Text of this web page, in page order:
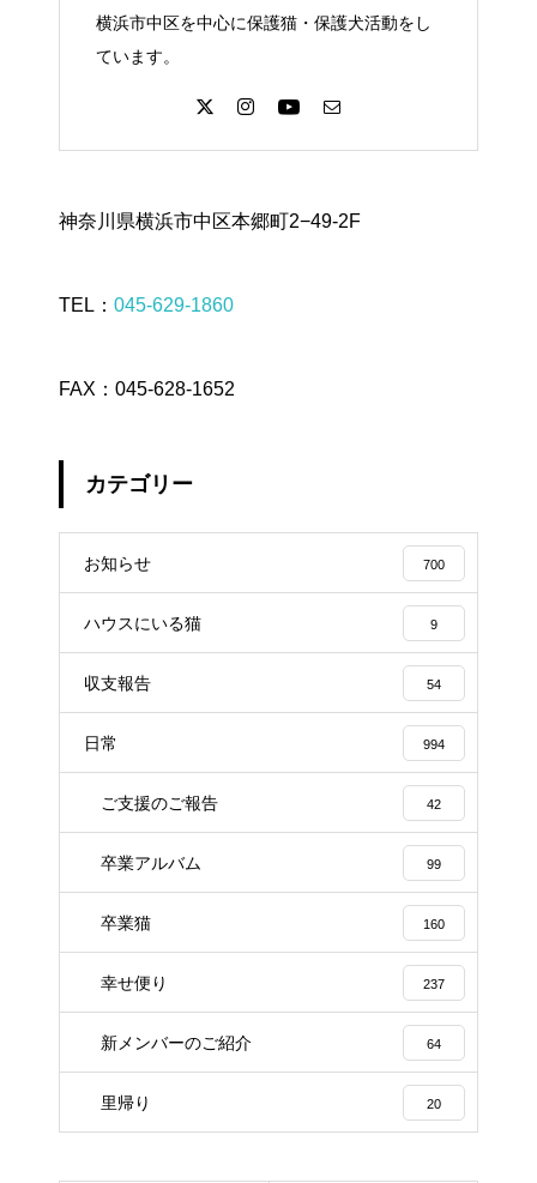
横浜市中区を中心に保護猫・保護犬活動をし
ています。
神奈川県横浜市中区本郷町2−49-2F
TEL： 045-629-1860
FAX：045-628-1652
カテゴリー
お知らせ 700
ハウスにいる猫 9
収支報告 54
日常 994
ご支援のご報告 42
卒業アルバム 99
卒業猫 160
幸せ便り 237
新メンバーのご紹介 64
里帰り 20